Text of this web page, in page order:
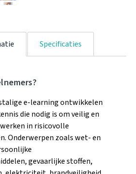
Specificaties
e-learning ontwikkelen
die nodig is om veilig en
in risicovolle
Onderwerpen zoals wet- en
gevaarlijke stoffen,